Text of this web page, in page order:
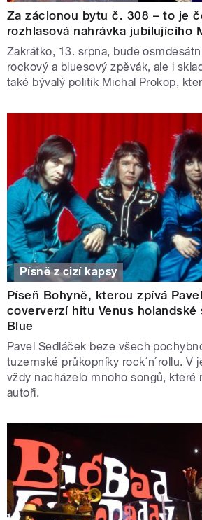
Za záclonou bytu č. 308 – to je
rozhlasová nahrávka jubilujícího
Zakrátko, 13. srpna, bude
rockový a bluesový zpěvák, ale i
také bývalý politik Michal Prokop,
Písně z cizí kapsy
Píseň Bohyně, kterou zpívá
coververzí hitu Venus
Blue
Pavel Sedláček beze všech
tuzemské průkopníky rock´n´rollu. V
vždy nacházelo mnoho songů, které
autoři.